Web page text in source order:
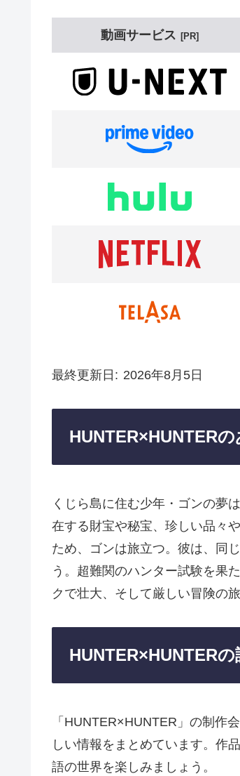
動画サービス PR
最終更新日 2026年8月5日
HUNTER×HUNTER
くじら島に住む少年・ゴンの夢
在する財宝や秘宝、珍しい品々
ため、ゴンは旅立つ。彼は、同
う。超難関のハンター試験を果
クで壮大、そして厳しい冒険の
HUNTER×HUNTERの
「HUNTER×HUNTER」の制作
しい情報をまとめています。作
語の世界を楽しみましょう。